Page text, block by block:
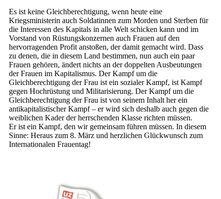
Es ist keine Gleichberechtigung, wenn heute eine
Kriegsministerin auch Soldatinnen zum Morden und Sterben für
die Interessen des Kapitals in alle Welt schicken kann und im
Vorstand von Rüstungskonzernen auch Frauen auf den
hervorragenden Profit anstoßen, der damit gemacht wird. Dass
zu denen, die in diesem Land bestimmen, nun auch ein paar
Frauen gehören, ändert nichts an der doppelten Ausbeutungen
der Frauen im Kapitalismus. Der Kampf um die
Gleichberechtigung der Frau ist ein sozialer Kampf, ist Kampf
gegen Hochrüstung und Militarisierung. Der Kampf um die
Gleichberechtigung der Frau ist von seinem Inhalt her ein
antikapitalistischer Kampf – er wird sich deshalb auch gegen die
weiblichen Kader der herrschenden Klasse richten müssen.
Er ist ein Kampf, den wir gemeinsam führen müssen. In diesem
Sinne: Heraus zum 8. März und herzlichen Glückwunsch zum
Internationalen Frauentag!